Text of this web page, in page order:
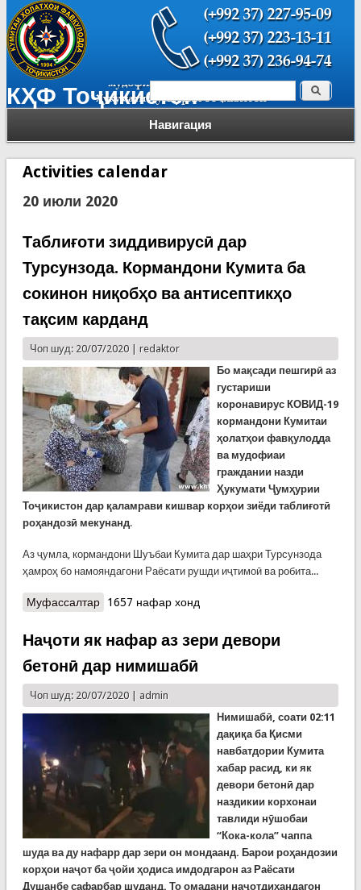
КҲФ Тоҷикистон
Навигация
Форма поиска Поиск
Activities calendar
20 июли 2020
Таблиғоти зиддивирусӣ дар
Турсунзода. Кормандони Кумита ба
сокинон ниқобҳо ва антисептикҳо
тақсим карданд
Чоп шуд: 20/07/2020 | redaktor
Бо мақсади пешгирӣ аз
густариши
коронавирус КОВИД-19
кормандони Кумитаи
ҳолатҳои фавқулодда
ва мудофиаи
граждании назди
Ҳукумати Ҷумҳурии
Тоҷикистон дар қаламрави кишвар корҳои зиёди таблиғотӣ
роҳандозӣ мекунанд.
Аз ҷумла, кормандони Шуъбаи Кумита дар шаҳри Турсунзода
ҳамроҳ бо намояндагони Раёсати рушди иҷтимоӣ ва робита...
Муфассалтаро Таблиғоти зиддивирусӣ дар Турсунзода.
антисептикҳо тақсим карданд
1657 нафар хонд
Наҷоти як нафар аз зери девори
бетонӣ дар нимишабӣ
Чоп шуд: 20/07/2020 | admin
Нимишабӣ, соати 02:11
дақиқа ба Қисми
навбатдории Кумита
хабар расид, ки як
девори бетонӣ дар
наздикии корхонаи
тавлиди нӯшобаи
“Кока-кола” чаппа
шуда ва ду нафарр дар зери он мондаанд. Барои роҳандозии
корҳои наҷот ба ҷойи ҳодиса имдодгарон аз Раёсати
Душанбе сафарбар шуданд. То омадани наҷотдиҳандагон